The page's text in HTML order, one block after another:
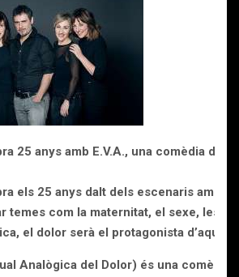
25 anys amb E.V.A., una comèdia
els 25 anys dalt dels escenaris amb
temes com la maternitat, el sexe, les
el dolor serà el protagonista
Analògica del Dolor) és una comèdia